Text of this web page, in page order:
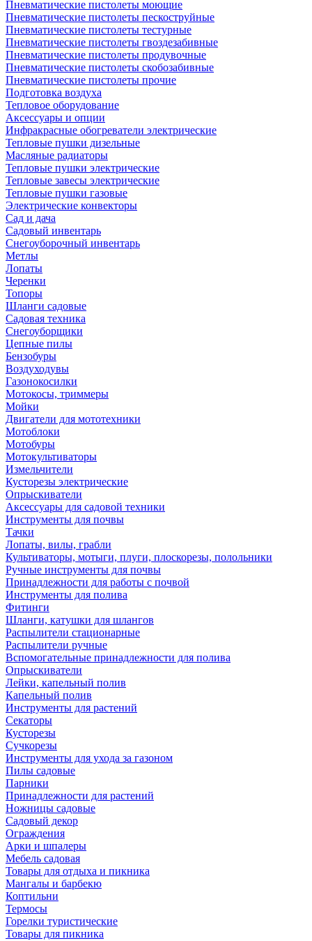
Пневматические пистолеты моющие
Пневматические пистолеты пескоструйные
Пневматические пистолеты тестурные
Пневматические пистолеты гвоздезабивные
Пневматические пистолеты продувочные
Пневматические пистолеты скобозабивные
Пневматические пистолеты прочие
Подготовка воздуха
Тепловое оборудование
Аксессуары и опции
Инфракрасные обогреватели электрические
Тепловые пушки дизельные
Масляные радиаторы
Тепловые пушки электрические
Тепловые завесы электрические
Тепловые пушки газовые
Электрические конвекторы
Сад и дача
Садовый инвентарь
Снегоуборочный инвентарь
Метлы
Лопаты
Черенки
Топоры
Шланги садовые
Садовая техника
Снегоуборщики
Цепные пилы
Бензобуры
Воздуходувы
Газонокосилки
Мотокосы, триммеры
Мойки
Двигатели для мототехники
Мотоблоки
Мотобуры
Мотокультиваторы
Измельчители
Кусторезы электрические
Опрыскиватели
Аксессуары для садовой техники
Инструменты для почвы
Тачки
Лопаты, вилы, грабли
Культиваторы, мотыги, плуги, плоскорезы, полольники
Ручные инструменты для почвы
Принадлежности для работы с почвой
Инструменты для полива
Фитинги
Шланги, катушки для шлангов
Распылители стационарные
Распылители ручные
Вспомогательные принадлежности для полива
Опрыскиватели
Лейки, капельный полив
Капельный полив
Инструменты для растений
Секаторы
Кусторезы
Сучкорезы
Инструменты для ухода за газоном
Пилы садовые
Парники
Принадлежности для растений
Ножницы садовые
Садовый декор
Ограждения
Арки и шпалеры
Мебель садовая
Товары для отдыха и пикника
Мангалы и барбекю
Коптильни
Термосы
Горелки туристические
Товары для пикника